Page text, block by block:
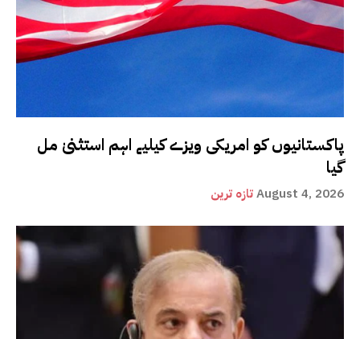
پاکستانیوں کو امریکی ویزے کیلیے اہم استثنیٰ مل
گیا
تازہ ترینAugust 4, 2026